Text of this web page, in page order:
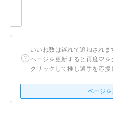
いいね数は遅れて追加されま
ページを更新すると再度♡を
クリックして推し選手を応援
ページ